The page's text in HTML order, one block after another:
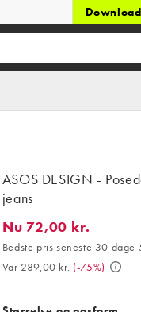
ASOS DESIGN -
jeans
Nu 72,00 kr.. Bedste
Nu 72,00 kr.
Bedste pris seneste 30 dage
Var 289,00 kr. (-75%)